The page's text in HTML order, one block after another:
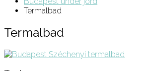
Termalbad
Termalbad